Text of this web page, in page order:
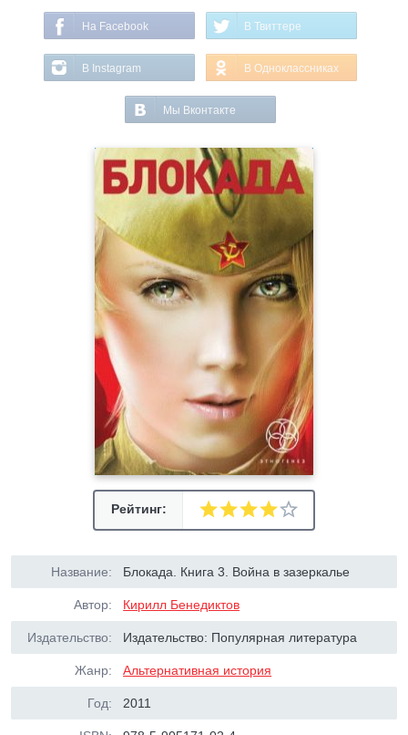
На Facebook В Твиттере
В Instagram В Одноклассниках
Мы Вконтакте
Рейтинг:
Название: Блокада. Книга 3. Война в зазеркалье
Автор: Кирилл Бенедиктов
Издательство: Издательство: Популярная литература
Жанр: Альтернативная история
Год: 2011